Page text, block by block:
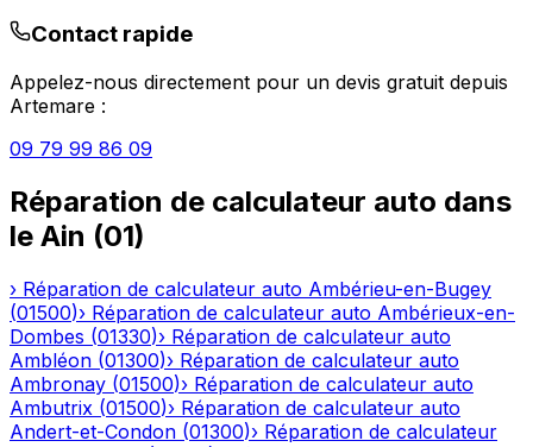
Contact rapide
Appelez-nous directement pour un devis gratuit depuis
Artemare :
09 79 99 86 09
Réparation de calculateur auto dans
le Ain (01)
› Réparation de calculateur auto Ambérieu-en-Bugey
(01500)› Réparation de calculateur auto Ambérieux-en-
Dombes (01330)› Réparation de calculateur auto
Ambléon (01300)› Réparation de calculateur auto
Ambronay (01500)› Réparation de calculateur auto
Ambutrix (01500)› Réparation de calculateur auto
Andert-et-Condon (01300)› Réparation de calculateur